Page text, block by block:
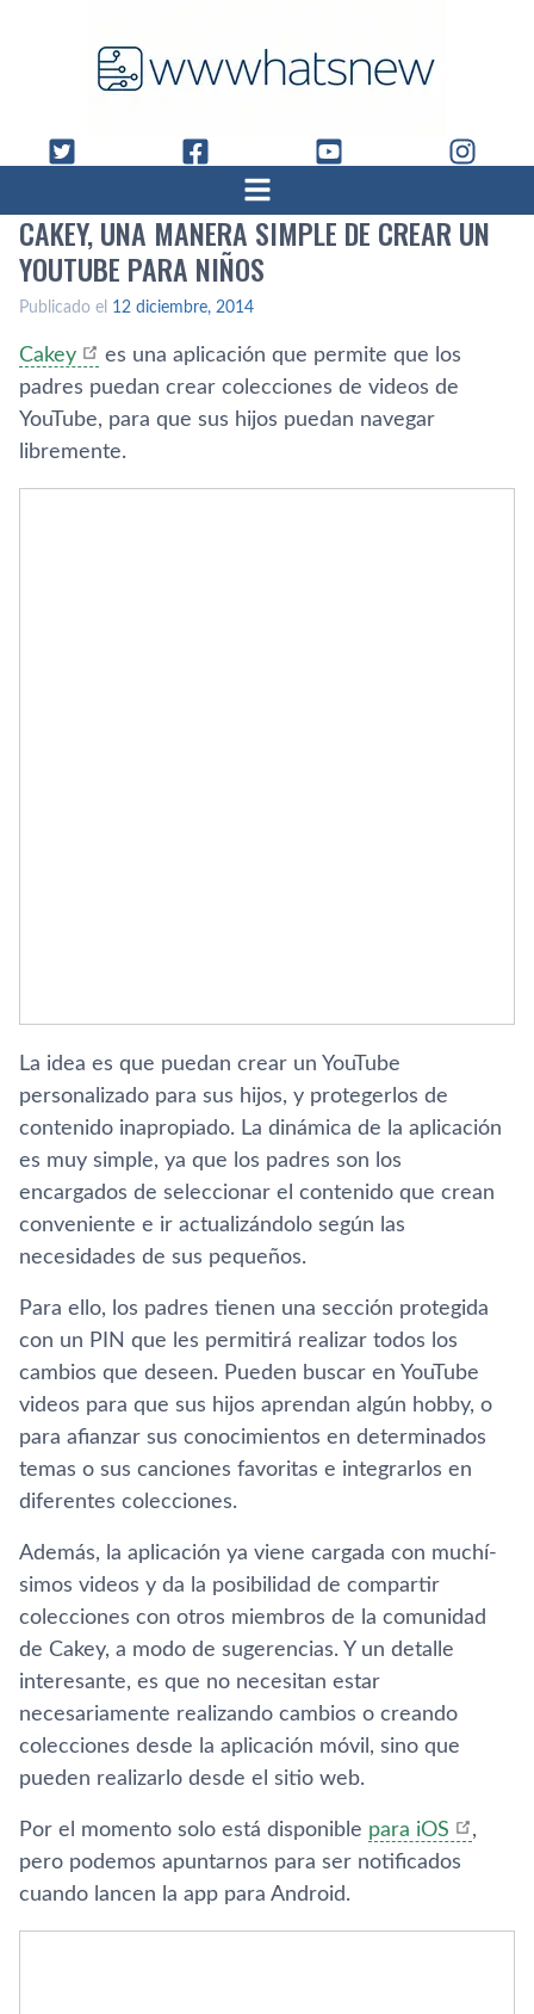
CAKEY, UNA MANERA SIMPLE DE CREAR UN
YOUTUBE PARA NIÑOS
Publicado el 12 diciembre, 2014
Cakey
es una aplicación que permite que los
padres puedan crear colecciones de videos de
YouTube, para que sus hijos puedan navegar
libremente.
La idea es que puedan crear un YouTube
personalizado para sus hijos, y protegerlos de
contenido inapropiado. La dinámica de la aplicación
es muy simple, ya que los padres son los
encargados de seleccionar el contenido que crean
conveniente e ir actualizándolo según las
necesidades de sus pequeños.
Para ello, los padres tienen una sección protegida
con un PIN que les permitirá realizar todos los
cambios que deseen. Pueden buscar en YouTube
videos para que sus hijos aprendan algún hobby, o
para afianzar sus conocimientos en determinados
temas o sus canciones favoritas e integrarlos en
diferentes colecciones.
Además, la aplicación ya viene cargada con muchí­
simos videos y da la posibilidad de compartir
colecciones con otros miembros de la comunidad
de Cakey, a modo de sugerencias. Y un detalle
interesante, es que no necesitan estar
necesariamente realizando cambios o creando
colecciones desde la aplicación móvil, sino que
pueden realizarlo desde el sitio web.
Por el momento solo está disponible para iOS
,
pero podemos apuntarnos para ser notificados
cuando lancen la app para Android.